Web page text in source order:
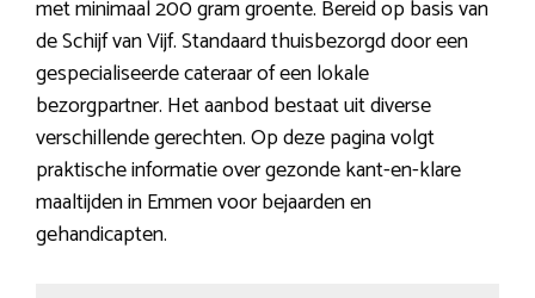
met minimaal 200 gram groente. Bereid op basis van
de Schijf van Vijf. Standaard thuisbezorgd door een
gespecialiseerde cateraar of een lokale
bezorgpartner. Het aanbod bestaat uit diverse
verschillende gerechten. Op deze pagina volgt
praktische informatie over gezonde kant-en-klare
maaltijden in Emmen voor bejaarden en
gehandicapten.